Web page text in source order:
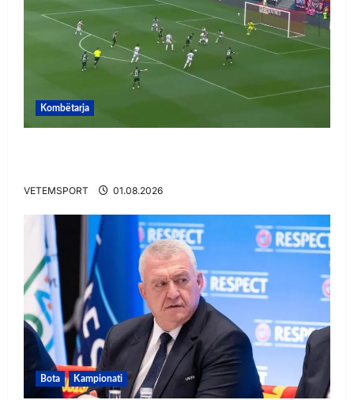
Kombëtarja
VETEMSPORT 01.08.2026
Bota Kampionati